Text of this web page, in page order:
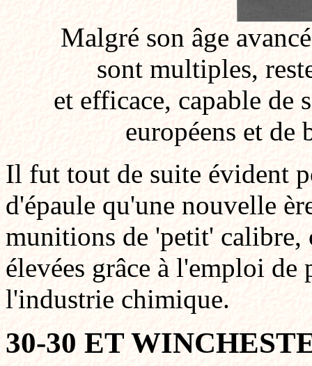
Malgré son âge
sont multiples,
et efficace, capable de
européens et de
Il fut tout de suite évident
d'épaule qu'une nouvelle
munitions de 'petit' calibre,
élevées grâce à l'emploi de
l'industrie chimique.
30-30 ET